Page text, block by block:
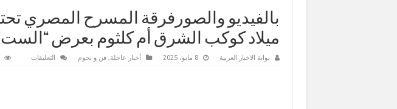
بالفيديو والصورفرقة المسرح المصري
ميلاد كوكب الشرق أم كلثوم بعرض “الست”
بوابة الاخبار العربية 8 مايو، 2025 أخبار عاجلة,فن و نجوم التعليقات